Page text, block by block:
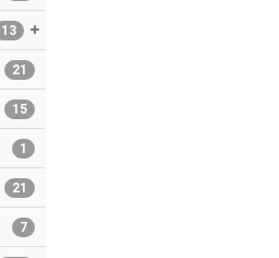
13
21
15
1
21
7